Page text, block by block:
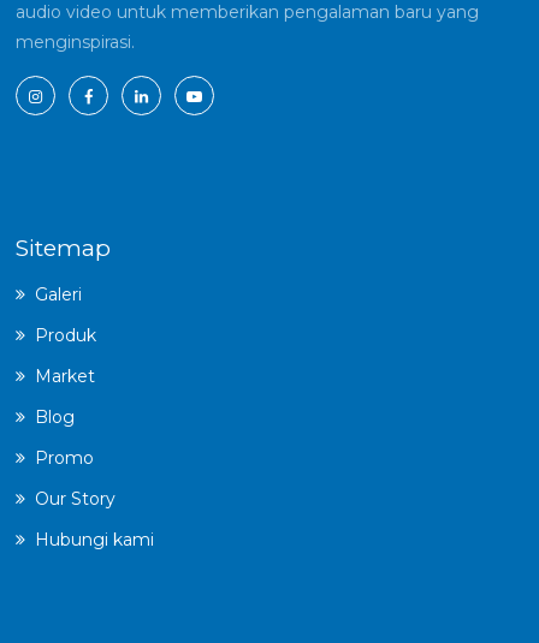
audio video untuk memberikan pengalaman baru yang
menginspirasi.
Sitemap
Galeri
Produk
Market
Blog
Promo
Our Story
Hubungi kami